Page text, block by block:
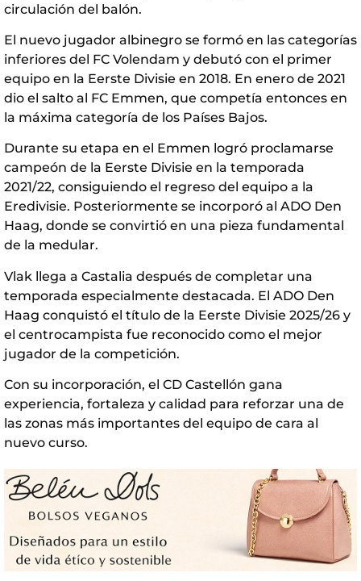
circulación del balón.
El nuevo jugador albinegro se formó en las categorías
inferiores del FC Volendam y debutó con el primer
equipo en la Eerste Divisie en 2018. En enero de 2021
dio el salto al FC Emmen, que competía entonces en
la máxima categoría de los Países Bajos.
Durante su etapa en el Emmen logró proclamarse
campeón de la Eerste Divisie en la temporada
2021/22, consiguiendo el regreso del equipo a la
Eredivisie. Posteriormente se incorporó al ADO Den
Haag, donde se convirtió en una pieza fundamental
de la medular.
Vlak llega a Castalia después de completar una
temporada especialmente destacada. El ADO Den
Haag conquistó el título de la Eerste Divisie 2025/26 y
el centrocampista fue reconocido como el mejor
jugador de la competición.
Con su incorporación, el CD Castellón gana
experiencia, fortaleza y calidad para reforzar una de
las zonas más importantes del equipo de cara al
nuevo curso.